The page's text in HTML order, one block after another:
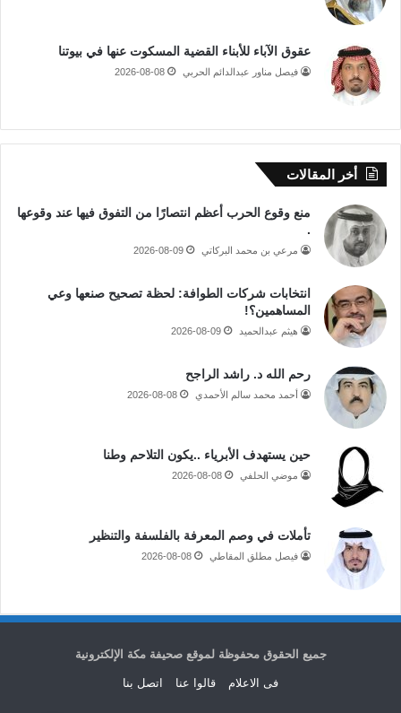
عقوق الآباء للأبناء القضية المسكوت عنها في بيوتنا
فيصل مناور عبدالدائم الحربي 2026-08-08
أخر المقالات
منع وقوع الحرب أعظم انتصارًا من التفوق فيها عند وقوعها
.
مرعي بن محمد البركاتي 2026-08-09
انتخابات شركات الطوافة: لحظة تصحيح صنعها وعي
المساهمين؟!
هيثم عبدالحميد 2026-08-09
رحم الله د. راشد الراجح
أحمد محمد سالم الأحمدي 2026-08-08
حين يستهدف الأبرياء ..يكون التلاحم وطنا
موضي الحلفي 2026-08-08
تأملات في وصم المعرفة بالفلسفة والتنظير
فيصل مطلق المقاطي 2026-08-08
جميع الحقوق محفوظة لموقع صحيفة مكة الإلكترونية
فى الاعلام قالوا عنا اتصل بنا